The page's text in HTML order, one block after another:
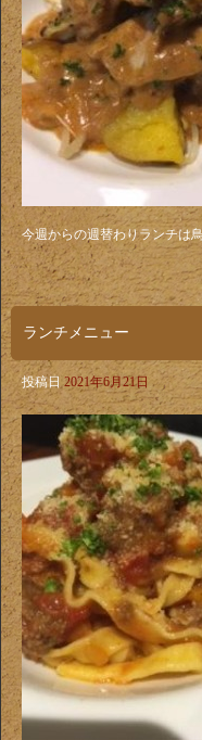
今週からの週替わりランチは
ランチメニュー
投稿日 2021年6月21日